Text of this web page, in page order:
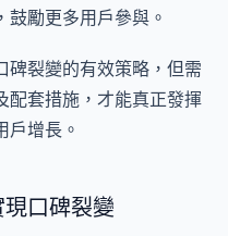
勵更多用戶參與。
碑裂變的有效策略，但需
配套措施，才能真正發揮
戶增長。
口碑裂變